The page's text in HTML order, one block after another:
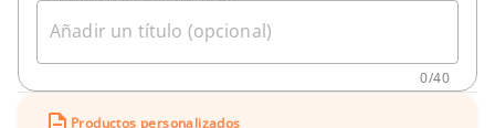
Añadir un título (opcional)
0/40
Productos personalizados